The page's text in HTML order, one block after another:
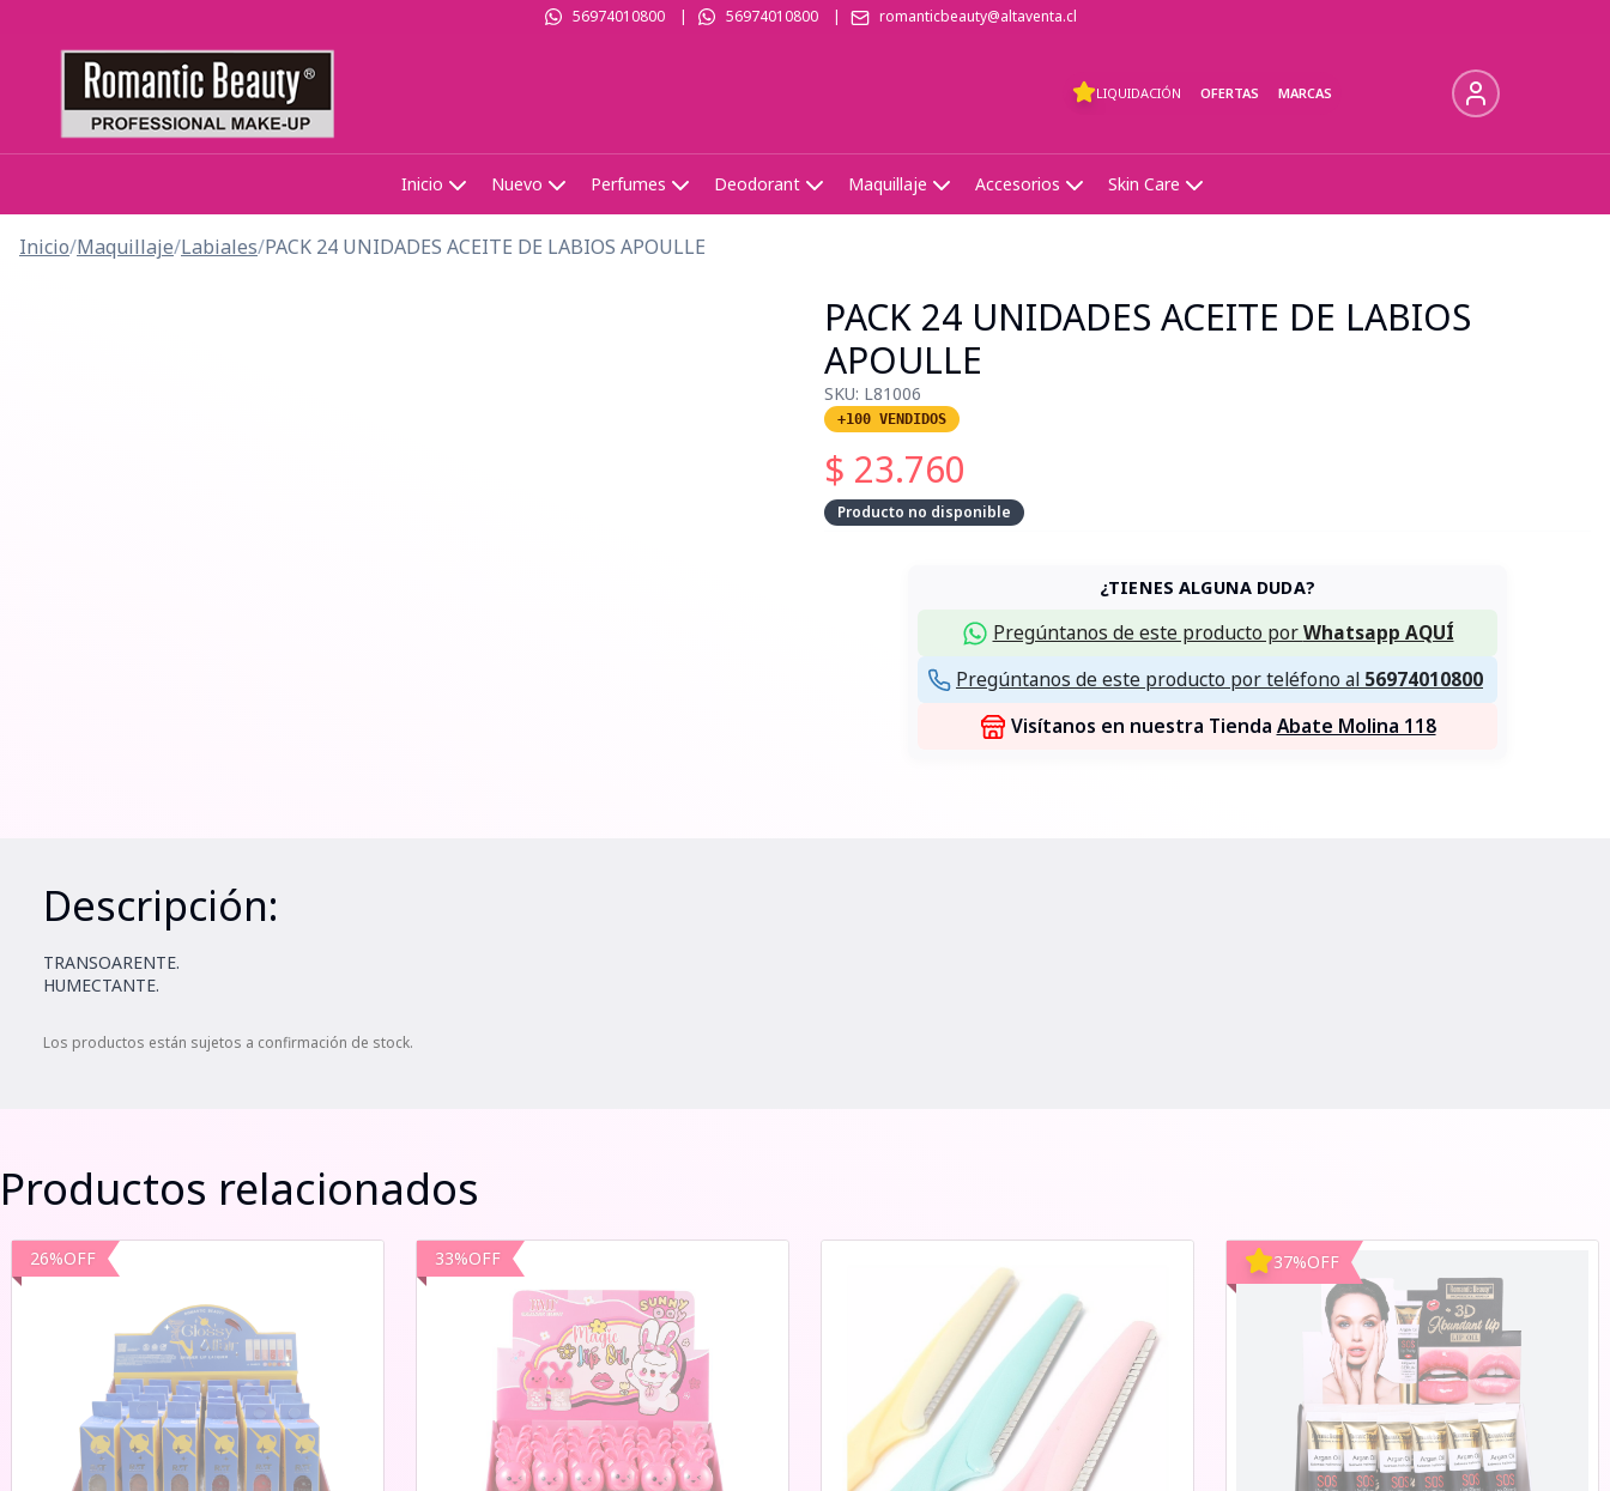
56974010800| 56974010800| romanticbeauty@altaventa.cl
LIQUIDACIÓN OFERTAS MARCAS
Inicio Nuevo Perfumes Deodorant Maquillaje Accesorios Skin Care
Inicio/Maquillaje/Labiales/PACK 24 UNIDADES ACEITE DE LABIOS APOULLE
PACK 24 UNIDADES ACEITE DE LABIOS
APOULLE
SKU: L81006
+100 VENDIDOS
$ 23.760
Producto no disponible
¿TIENES ALGUNA DUDA?
Pregúntanos de este producto porWhatsapp AQUÍ
Pregúntanos de este producto por teléfono al 56974010800
Visítanos en nuestra Tienda Abate Molina 118
Descripción:
TRANSOARENTE.
HUMECTANTE.
Los productos están sujetos a confirmación de stock.
Productos relacionados
26%OFF 33%OFF 37%OFF